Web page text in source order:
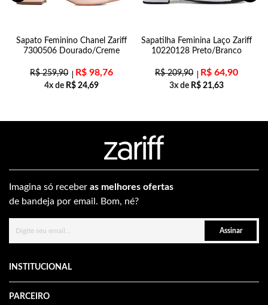
Sapato Feminino Chanel Zariff
7300506 Dourado/Creme
R$259,90 R$ 98,76
4x de R$ 24,69
Sapatilha Feminina Laço Zariff
10220128 Preto/Branco
R$209,90 R$ 64,90
3x de R$ 21,63
Imagina só receber as melhores ofertas
de bandeja por email. Bom, né?
Assinar
INSTITUCIONAL
PARCEIRO